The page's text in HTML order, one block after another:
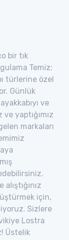
bir tık
Temiz;
türlerine özel
Günlük
ve
yaptığımız
markaları
için,
Sizlere
Lostra
Üstelik